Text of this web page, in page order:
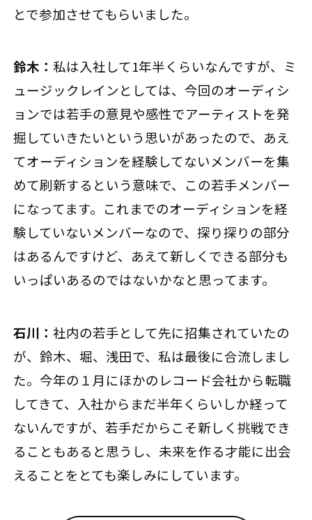
とで参加させてもらいました。
鈴木： 私は入社して1年半くらいなんですが、ミ
ュージックレインとしては、今回のオーディシ
ョンでは若手の意見や感性でアーティストを発
掘していきたいという思いがあったので、あえ
てオーディションを経験してないメンバーを集
めて刷新するという意味で、この若手メンバー
になってます。これまでのオーディションを経
験していないメンバーなので、探り探りの部分
はあるんですけど、あえて新しくできる部分も
いっぱいあるのではないかなと思ってます。
石川：社内の若手として先に招集されていたの
が、鈴木、堀、浅田で、私は最後に合流しまし
た。今年の１月にほかのレコード会社から転職
してきて、入社からまだ半年くらいしか経って
ないんですが、若手だからこそ新しく挑戦でき
ることもあると思うし、未来を作る才能に出会
えることをとても楽しみにしています。